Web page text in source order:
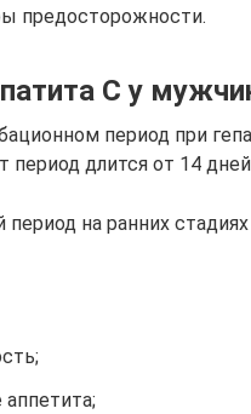
предосторожности.
С у
период при
период длится от 14
на ранних